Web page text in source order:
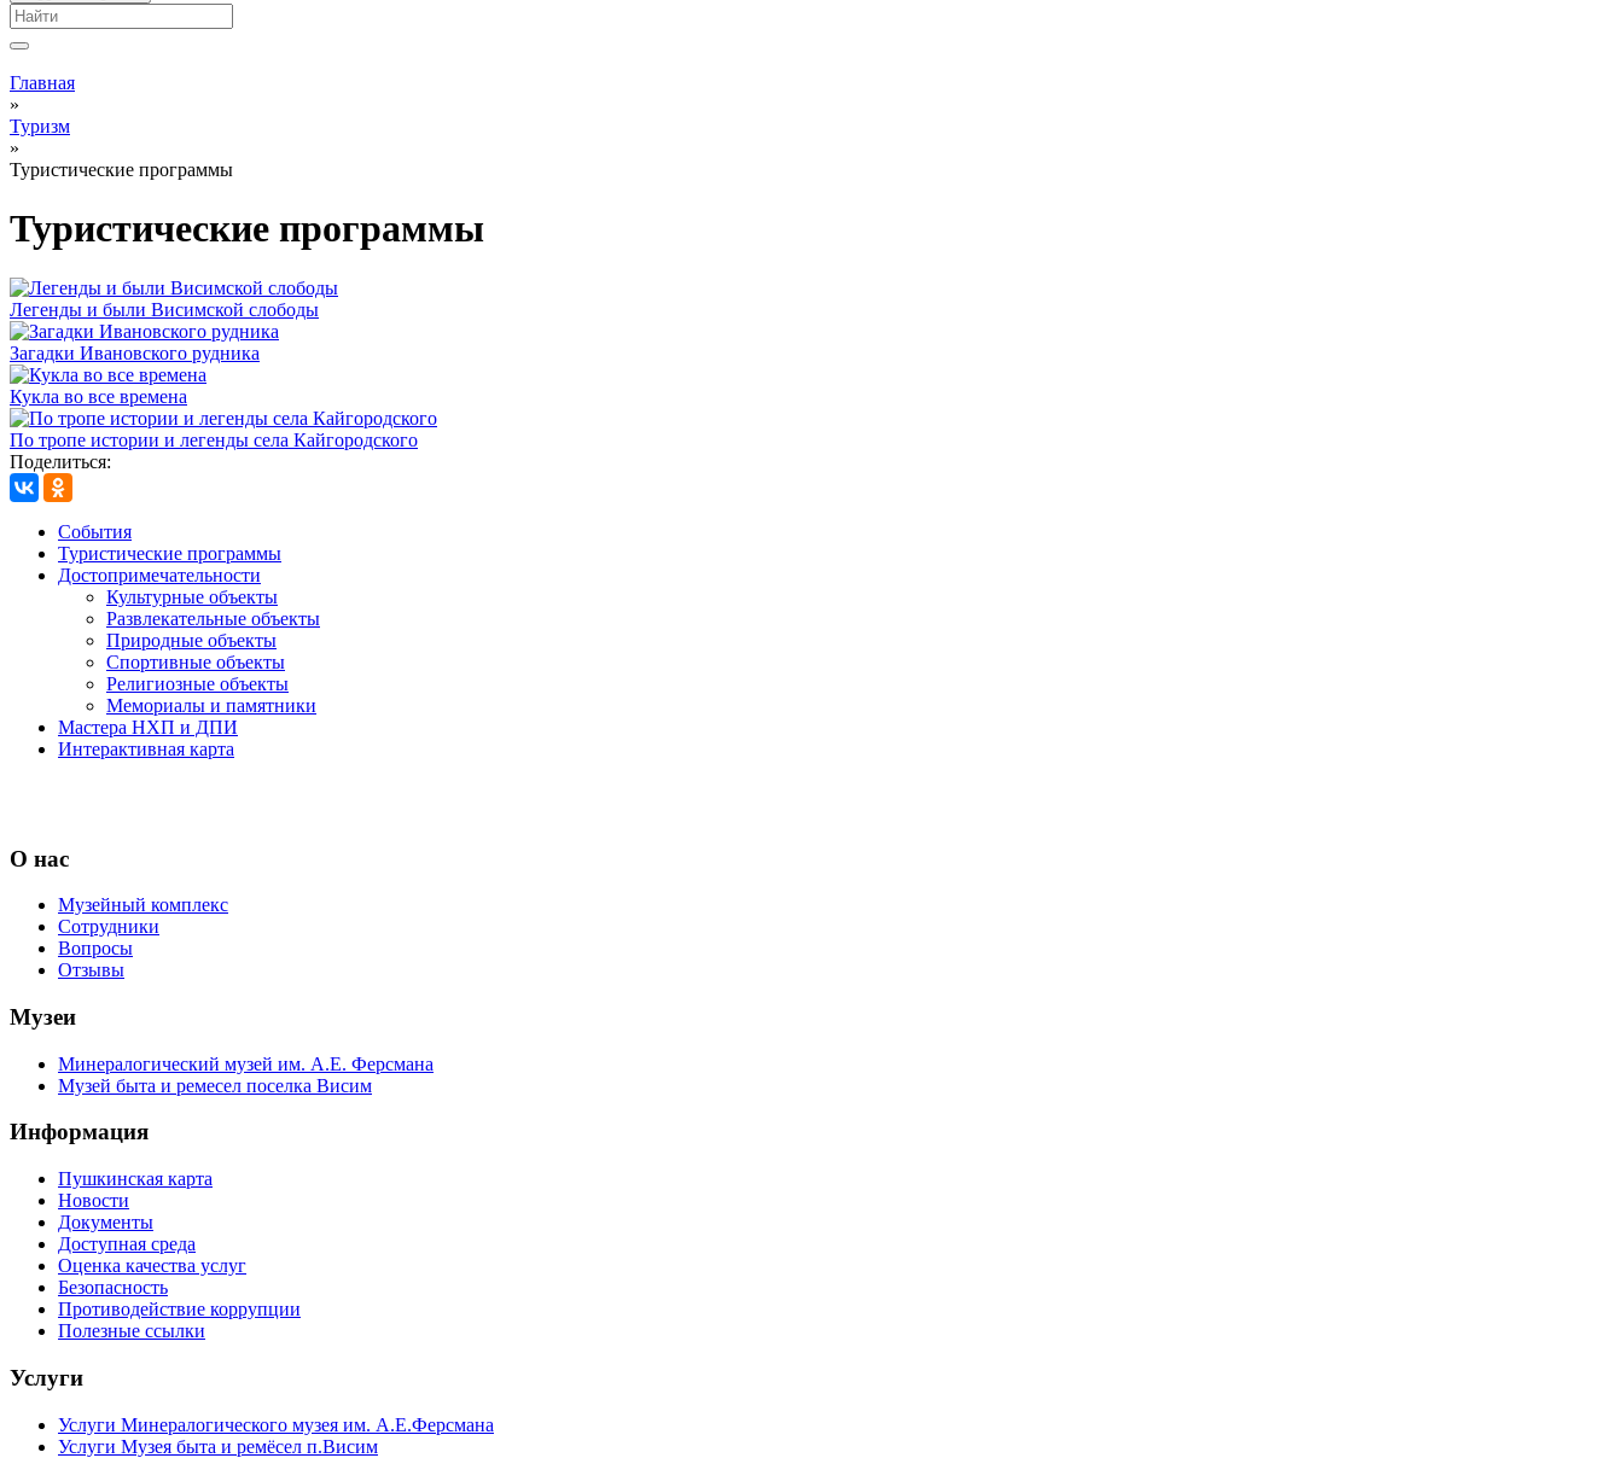
Вы здесь
Главная
»
Туризм
»
Туристические программы
Туристические программы
Легенды и были Висимской слободы
Загадки Ивановского рудника
Кукла во все времена
По тропе истории и легенды села Кайгородского
Поделиться:
События
Туристические программы
Достопримечательности
Культурные объекты
Развлекательные объекты
Природные объекты
Спортивные объекты
Религиозные объекты
Мемориалы и памятники
Мастера НХП и ДПИ
Интерактивная карта
О нас
Музейный комплекс
Сотрудники
Вопросы
Отзывы
Музеи
Минералогический музей им. А.Е. Ферсмана
Музей быта и ремесел поселка Висим
Информация
Пушкинская карта
Новости
Документы
Доступная среда
Оценка качества услуг
Безопасность
Противодействие коррупции
Полезные ссылки
Услуги
Услуги Минералогического музея им. А.Е.Ферсмана
Услуги Музея быта и ремёсел п.Висим